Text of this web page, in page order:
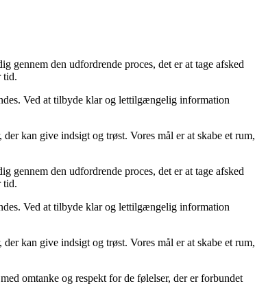
den udfordrende proces, det er at tage afsked
tid.
Ved at tilbyde klar og lettilgængelig information
kan give indsigt og trøst. Vores mål er at skabe et rum,
den udfordrende proces, det er at tage afsked
tid.
Ved at tilbyde klar og lettilgængelig information
kan give indsigt og trøst. Vores mål er at skabe et rum,
omtanke og respekt for de følelser, der er forbundet